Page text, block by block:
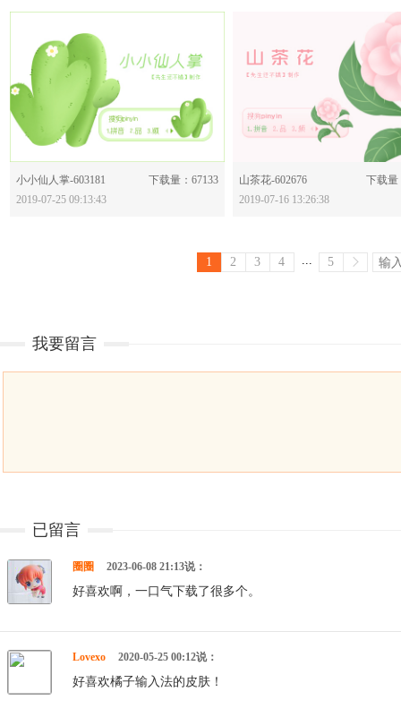
分享：
小小仙人掌-603181
下载量：67133
2019-07-25 09:13:43
山茶花-602676
下载量
2019-07-16 13:26:38
1 2 3 4 ... 5
我要留言
已留言
圈圈 2023-06-08 21:13说：
好喜欢啊，一口气下载了很多个。
Lovexo 2020-05-25 00:12说：
好喜欢橘子输入法的皮肤！